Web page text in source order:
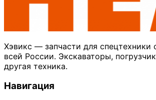
Хэвикс — запчасти для спецтехники
всей России. Экскаваторы,
другая техника.
Навигация